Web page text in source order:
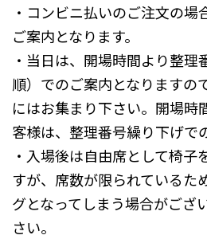
・コンビニ払いのご注文の
ご案内となります。
・当日は、開場時間より整
順）でのご案内となりますの
にはお集まり下さい。開場時
客様は、整理番号繰り下げで
・入場後は自由席として椅子
すが、席数が限られているた
グとなってしまう場合がござ
さい。